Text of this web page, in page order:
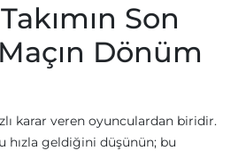
Son
Dönüm
karar veren oyunculardan biridir.
hızla geldiğini düşünün; bu